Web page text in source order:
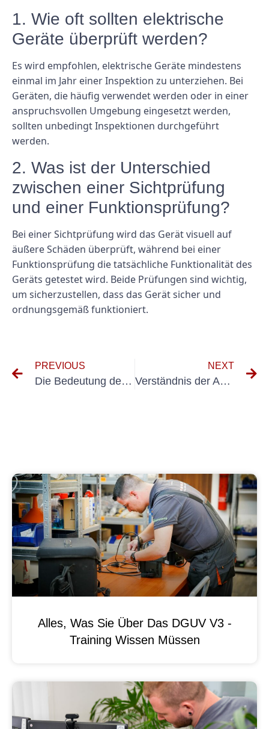
1. Wie oft sollten elektrische
Geräte überprüft werden?
Es wird empfohlen, elektrische Geräte mindestens
einmal im Jahr einer Inspektion zu unterziehen. Bei
Geräten, die häufig verwendet werden oder in einer
anspruchsvollen Umgebung eingesetzt werden,
sollten unbedingt Inspektionen durchgeführt
werden.
2. Was ist der Unterschied
zwischen einer Sichtprüfung
und einer Funktionsprüfung?
Bei einer Sichtprüfung wird das Gerät visuell auf
äußere Schäden überprüft, während bei einer
Funktionsprüfung die tatsächliche Funktionalität des
Geräts getestet wird. Beide Prüfungen sind wichtig,
um sicherzustellen, dass das Gerät sicher und
ordnungsgemäß funktioniert.
PREVIOUS
Die Bedeutung der TÜV Elektroprüfung für die elektrische Sicherheit
NEXT
Verständnis der Anforderungen der VDE 0100-610 für Elektroinstallationen
Alles, Was Sie Über Das DGUV V3 -
Training Wissen Müssen